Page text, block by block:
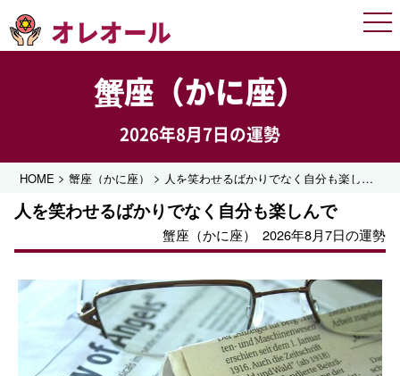
オレオール
蟹座（かに座）
2026年8月7日の運勢
HOME >蟹座（かに座） > 人を笑わせるばかりでなく自分も楽しんで
人を笑わせるばかりでなく自分も楽しんで
蟹座（かに座） 2026年8月7日の運勢